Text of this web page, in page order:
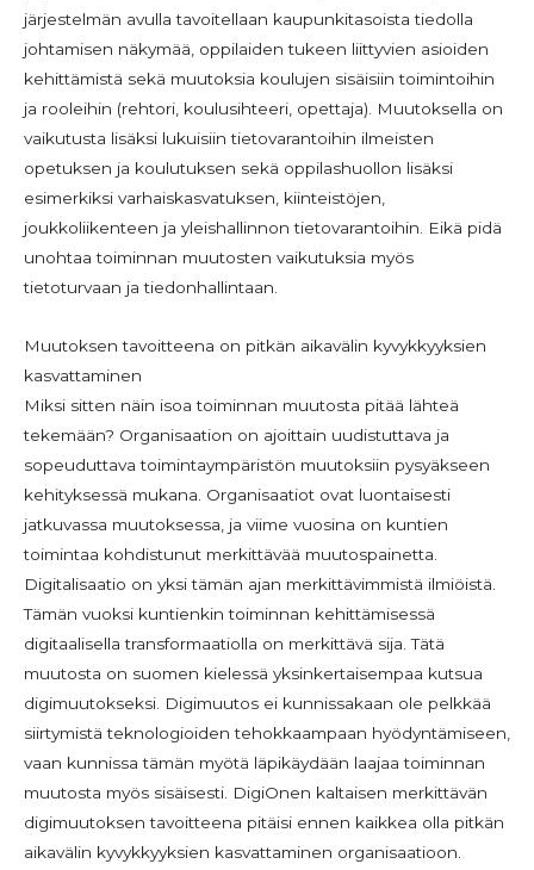
järjestelmän avulla tavoitellaan kaupunkitasoista tiedolla
johtamisen näkymää, oppilaiden tukeen liittyvien asioiden
kehittämistä sekä muutoksia koulujen sisäisiin toimintoihin
ja rooleihin (rehtori, koulusihteeri, opettaja). Muutoksella on
vaikutusta lisäksi lukuisiin tietovarantoihin ilmeisten
opetuksen ja koulutuksen sekä oppilashuollon lisäksi
esimerkiksi varhaiskasvatuksen, kiinteistöjen,
joukkoliikenteen ja yleishallinnon tietovarantoihin. Eikä pidä
unohtaa toiminnan muutosten vaikutuksia myös
tietoturvaan ja tiedonhallintaan.
Muutoksen tavoitteena on pitkän aikavälin kyvykkyyksien
kasvattaminen
Miksi sitten näin isoa toiminnan muutosta pitää lähteä
tekemään? Organisaation on ajoittain uudistuttava ja
sopeuduttava toimintaympäristön muutoksiin pysyäkseen
kehityksessä mukana. Organisaatiot ovat luontaisesti
jatkuvassa muutoksessa, ja viime vuosina on kuntien
toimintaa kohdistunut merkittävää muutospainetta.
Digitalisaatio on yksi tämän ajan merkittävimmistä ilmiöistä.
Tämän vuoksi kuntienkin toiminnan kehittämisessä
digitaalisella transformaatiolla on merkittävä sija. Tätä
muutosta on suomen kielessä yksinkertaisempaa kutsua
digimuutokseksi. Digimuutos ei kunnissakaan ole pelkkää
siirtymistä teknologioiden tehokkaampaan hyödyntämiseen,
vaan kunnissa tämän myötä läpikäydään laajaa toiminnan
muutosta myös sisäisesti. DigiOnen kaltaisen merkittävän
digimuutoksen tavoitteena pitäisi ennen kaikkea olla pitkän
aikavälin kyvykkyyksien kasvattaminen organisaatioon.